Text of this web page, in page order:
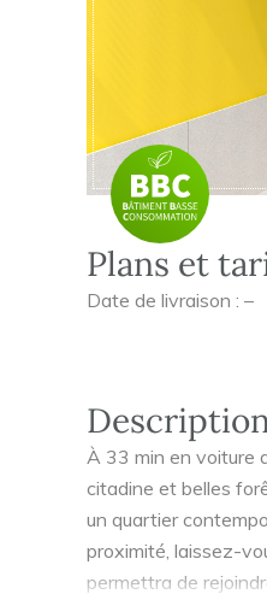
Plans et
Date de livraison : –
À 33 min en voiture
citadine et belles
un quartier
proximité, laissez-
permettra de